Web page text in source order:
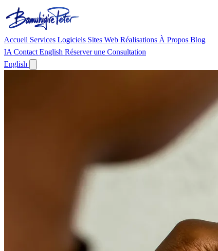
Accueil Services Logiciels Sites Web Réalisations À Propos Blog
IA Contact English Réserver une Consultation
English